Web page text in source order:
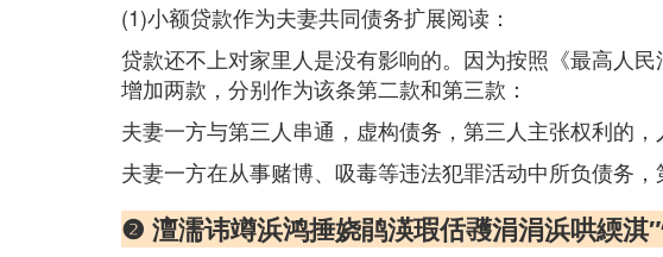
(1)小额贷款作为夫妻共同债务扩展阅读：
贷款还不上对家里人是没有影响的。因为按照《最高人
增加两款，分别作为该条第二款和第三款：
夫妻一方与第三人串通，虚构债务，第三人主张权利的，
夫妻一方在从事赌博、吸毒等违法犯罪活动中所负债务，
❷ 澶濡讳竴浜鸿捶娆鹃渶瑕佸彟涓涓浜哄緛淇